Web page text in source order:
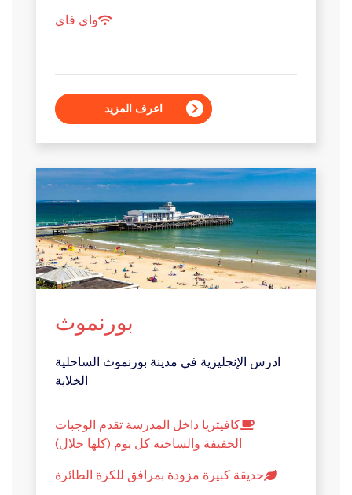
واي فاي
اعرف المزيد
بورنموث
ادرس الإنجليزية في مدينة بورنموث الساحلية
الخلابة
كافيتريا داخل المدرسة تقدم الوجبات
الخفيفة والساخنة كل يوم (كلها حلال)
حديقة كبيرة مزودة بمرافق للكرة الطائرة